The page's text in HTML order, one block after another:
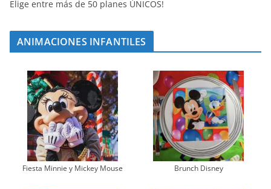
Elige entre más de 50 planes ÚNICOS!
ANIMACIONES INFANTILES
Fiesta Minnie y Mickey Mouse Brunch Disney